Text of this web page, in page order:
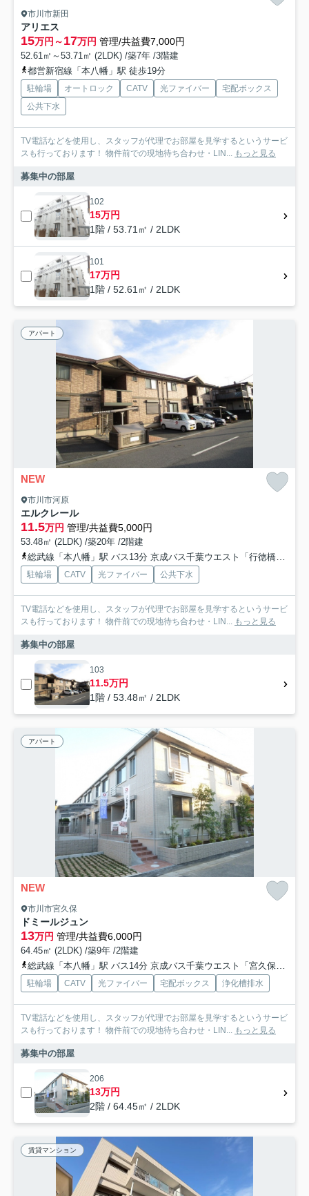
市川市新田
アリエス
15万円～17万円 管理/共益費7,000円
52.61㎡～53.71㎡ (2LDK) /築7年 /3階建
都営新宿線「本八幡」駅 徒歩19分
駐輪場 オートロック CATV 光ファイバー
宅配ボックス
公共下水
TV電話などを使用し、スタッフが代理でお部屋を見学するというサービ
スも行っております！ 物件前での現地待ち合わせ・LIN... もっと見る
募集中の部屋
102
15万円
1階 / 53.71㎡ / 2LDK
101
17万円
1階 / 52.61㎡ / 2LDK
アパート
NEW
市川市河原
エルクレール
11.5万円 管理/共益費5,000円
53.48㎡ (2LDK) /築20年 /2階建
総武線「本八幡」駅 バス13分 京成バス千葉ウエスト「行徳橋南詰」 停歩5分
駐輪場 CATV 光ファイバー 公共下水
TV電話などを使用し、スタッフが代理でお部屋を見学するというサービ
スも行っております！ 物件前での現地待ち合わせ・LIN... もっと見る
募集中の部屋
103
11.5万円
1階 / 53.48㎡ / 2LDK
アパート
NEW
市川市宮久保
ドミールジュン
13万円 管理/共益費6,000円
64.45㎡ (2LDK) /築9年 /2階建
総武線「本八幡」駅 バス14分 京成バス千葉ウエスト「宮久保坂下」 停歩7分
駐輪場 CATV 光ファイバー 宅配ボックス 浄化槽排水
TV電話などを使用し、スタッフが代理でお部屋を見学するというサービ
スも行っております！ 物件前での現地待ち合わせ・LIN...
もっと見る
募集中の部屋
206
13万円
2階 / 64.45㎡ / 2LDK
賃貸マンション